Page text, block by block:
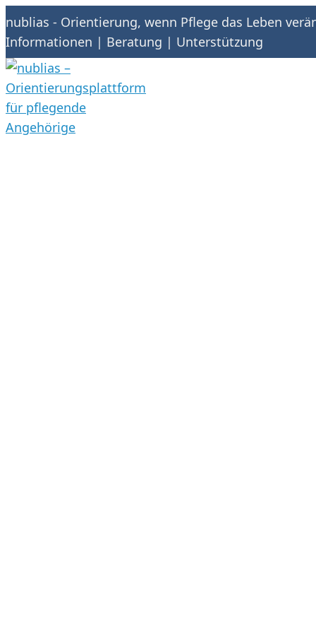
nublias - Orientierung, wenn Pflege das Leben
Informationen | Beratung | Unterstützung
Skip
to
navigation
Skip
to
content